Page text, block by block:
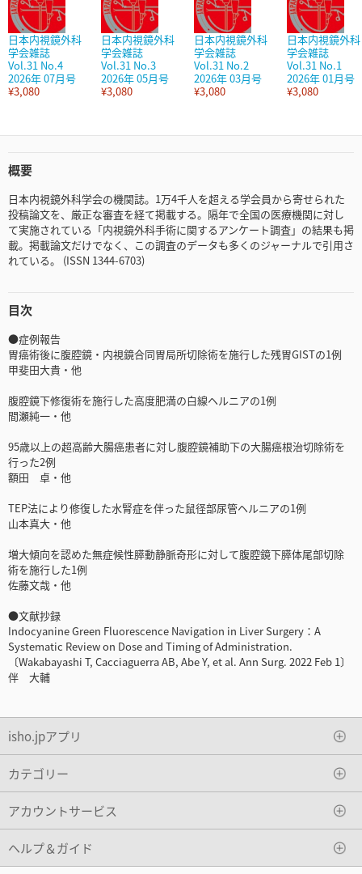
日本内視鏡外科
学会雑誌
Vol.31 No.4
2026年 07月号
¥3,080
日本内視鏡外科
学会雑誌
Vol.31 No.3
2026年 05月号
¥3,080
日本内視鏡外科
学会雑誌
Vol.31 No.2
2026年 03月号
¥3,080
日本内視鏡外科
学会雑誌
Vol.31 No.1
2026年 01月号
¥3,080
概要
日本内視鏡外科学会の機関誌。1万4千人を超える学会員から寄せられた
投稿論文を、厳正な審査を経て掲載する。隔年で全国の医療機関に対し
て実施されている「内視鏡外科手術に関するアンケート調査」の結果も掲
載。掲載論文だけでなく、この調査のデータも多くのジャーナルで引用さ
れている。 (ISSN 1344-6703)
目次
●症例報告
胃癌術後に腹腔鏡・内視鏡合同胃局所切除術を施行した残胃GISTの1例
甲斐田大貴・他
腹腔鏡下修復術を施行した高度肥満の白線ヘルニアの1例
間瀬純一・他
95歳以上の超高齢大腸癌患者に対し腹腔鏡補助下の大腸癌根治切除術を
行った2例
額田 卓・他
TEP法により修復した水腎症を伴った鼠径部尿管ヘルニアの1例
山本真大・他
増大傾向を認めた無症候性膵動静脈奇形に対して腹腔鏡下膵体尾部切除
術を施行した1例
佐藤文哉・他
●文献抄録
Indocyanine Green Fluorescence Navigation in Liver Surgery：A
Systematic Review on Dose and Timing of Administration.
〔Wakabayashi T, Cacciaguerra AB, Abe Y, et al. Ann Surg. 2022 Feb 1〕
伴 大輔
isho.jpアプリ
カテゴリー
アカウントサービス
ヘルプ＆ガイド